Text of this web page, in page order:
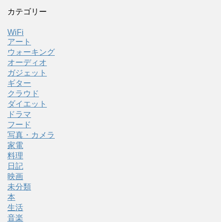
カテゴリー
WiFi
アート
ウォーキング
オーディオ
ガジェット
ギター
クラウド
ダイエット
ドラマ
フード
写真・カメラ
家電
料理
日記
映画
未分類
本
生活
音楽